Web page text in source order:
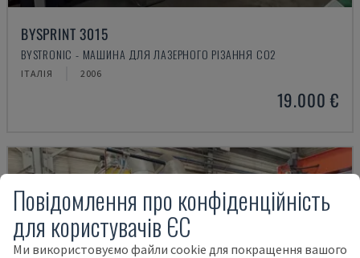
BYSPRINT 3015
BYSTRONIC - МАШИНА ДЛЯ ЛАЗЕРНОГО РІЗАННЯ CO2
ІТАЛІЯ 2006
19.000 €
Повідомлення про конфіденційність
для користувачів ЄС
Ми використовуємо файли cookie для покращення вашого